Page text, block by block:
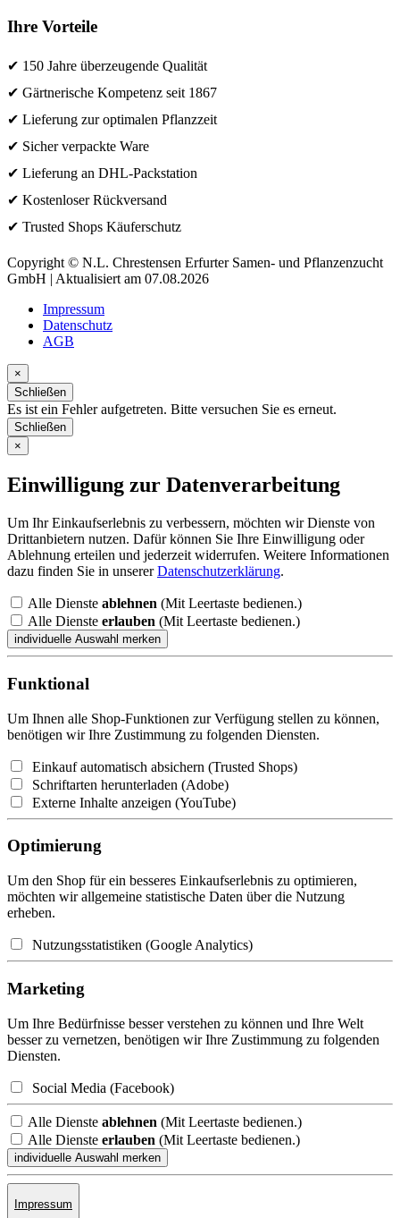
Ihre Vorteile
✔ 150 Jahre überzeugende Qualität
✔ Gärtnerische Kompetenz seit 1867
✔ Lieferung zur optimalen Pflanzzeit
✔ Sicher verpackte Ware
✔ Lieferung an DHL-Packstation
✔ Kostenloser Rückversand
✔ Trusted Shops Käuferschutz
Copyright © N.L. Chrestensen Erfurter Samen- und Pflanzenzucht
GmbH | Aktualisiert am 07.08.2026
Impressum
Datenschutz
AGB
×
Schließen
Es ist ein Fehler aufgetreten. Bitte versuchen Sie es erneut.
Schließen
×
Einwilligung zur Datenverarbeitung
Um Ihr Einkaufserlebnis zu verbessern, möchten wir Dienste von
Drittanbietern nutzen. Dafür können Sie Ihre Einwilligung oder
Ablehnung erteilen und jederzeit widerrufen. Weitere Informationen
dazu finden Sie in unsererDatenschutzerklärung.
Alle Dienste ablehnen (Mit Leertaste bedienen.)
Alle Dienste erlauben (Mit Leertaste bedienen.)
Funktional
Um Ihnen alle Shop-Funktionen zur Verfügung stellen zu können,
benötigen wir Ihre Zustimmung zu folgenden Diensten.
Einkauf automatisch absichern (Trusted Shops)
Schriftarten herunterladen (Adobe)
Externe Inhalte anzeigen (YouTube)
Optimierung
Um den Shop für ein besseres Einkaufserlebnis zu optimieren,
möchten wir allgemeine statistische Daten über die Nutzung
erheben.
Nutzungsstatistiken (Google Analytics)
Marketing
Um Ihre Bedürfnisse besser verstehen zu können und Ihre Welt
besser zu vernetzen, benötigen wir Ihre Zustimmung zu folgenden
Diensten.
Social Media (Facebook)
Alle Dienste ablehnen (Mit Leertaste bedienen.)
Alle Dienste erlauben (Mit Leertaste bedienen.)
Impressum